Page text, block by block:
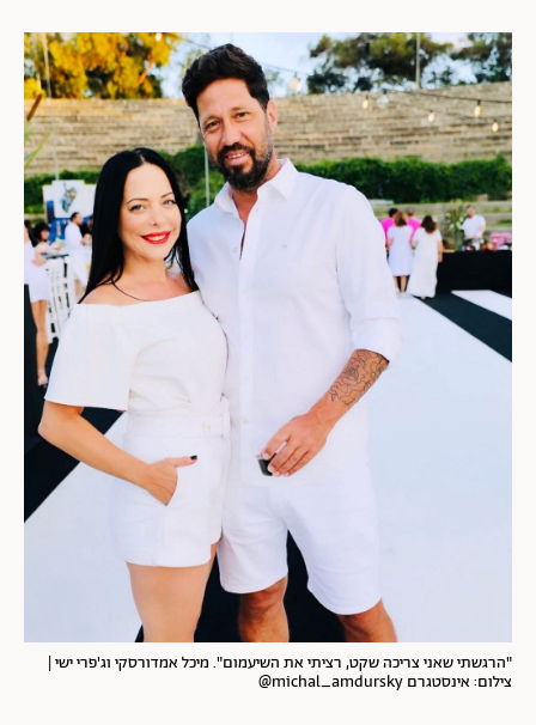
"הרגשתי שאני צריכה שקט, רציתי את השיעמום". מיכל אמדורסקי וג'פרי ישי |
צילום: אינסטגרם michal_amdursky@